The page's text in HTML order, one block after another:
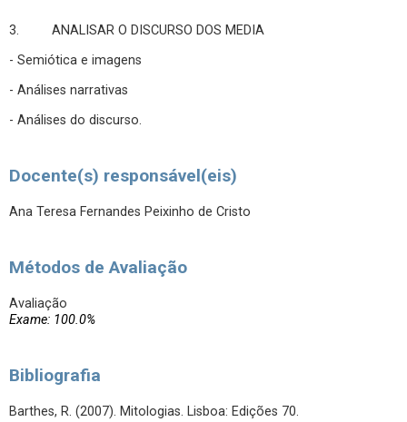
3. ANALISAR O DISCURSO DOS MEDIA
- Semiótica e imagens
- Análises narrativas
- Análises do discurso.
Docente(s) responsável(eis)
Ana Teresa Fernandes Peixinho de Cristo
Métodos de Avaliação
Avaliação
Exame: 100.0%
Bibliografia
Barthes, R. (2007). Mitologias. Lisboa: Edições 70.